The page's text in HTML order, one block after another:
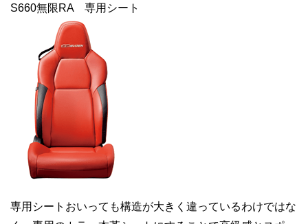
S660無限RA 専用シート
専用シートおいっても構造が大きく違っているわけではな